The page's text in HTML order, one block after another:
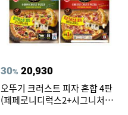
30% 20,930
오뚜기 크러스트 피자 혼합 4판
(페페로니디럭스2+시그니처익